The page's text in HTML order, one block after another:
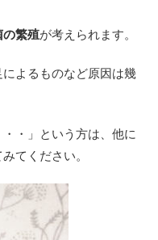
の繁殖が考えられます。
よるものなど原因は幾
・」という方は、他に
てください。